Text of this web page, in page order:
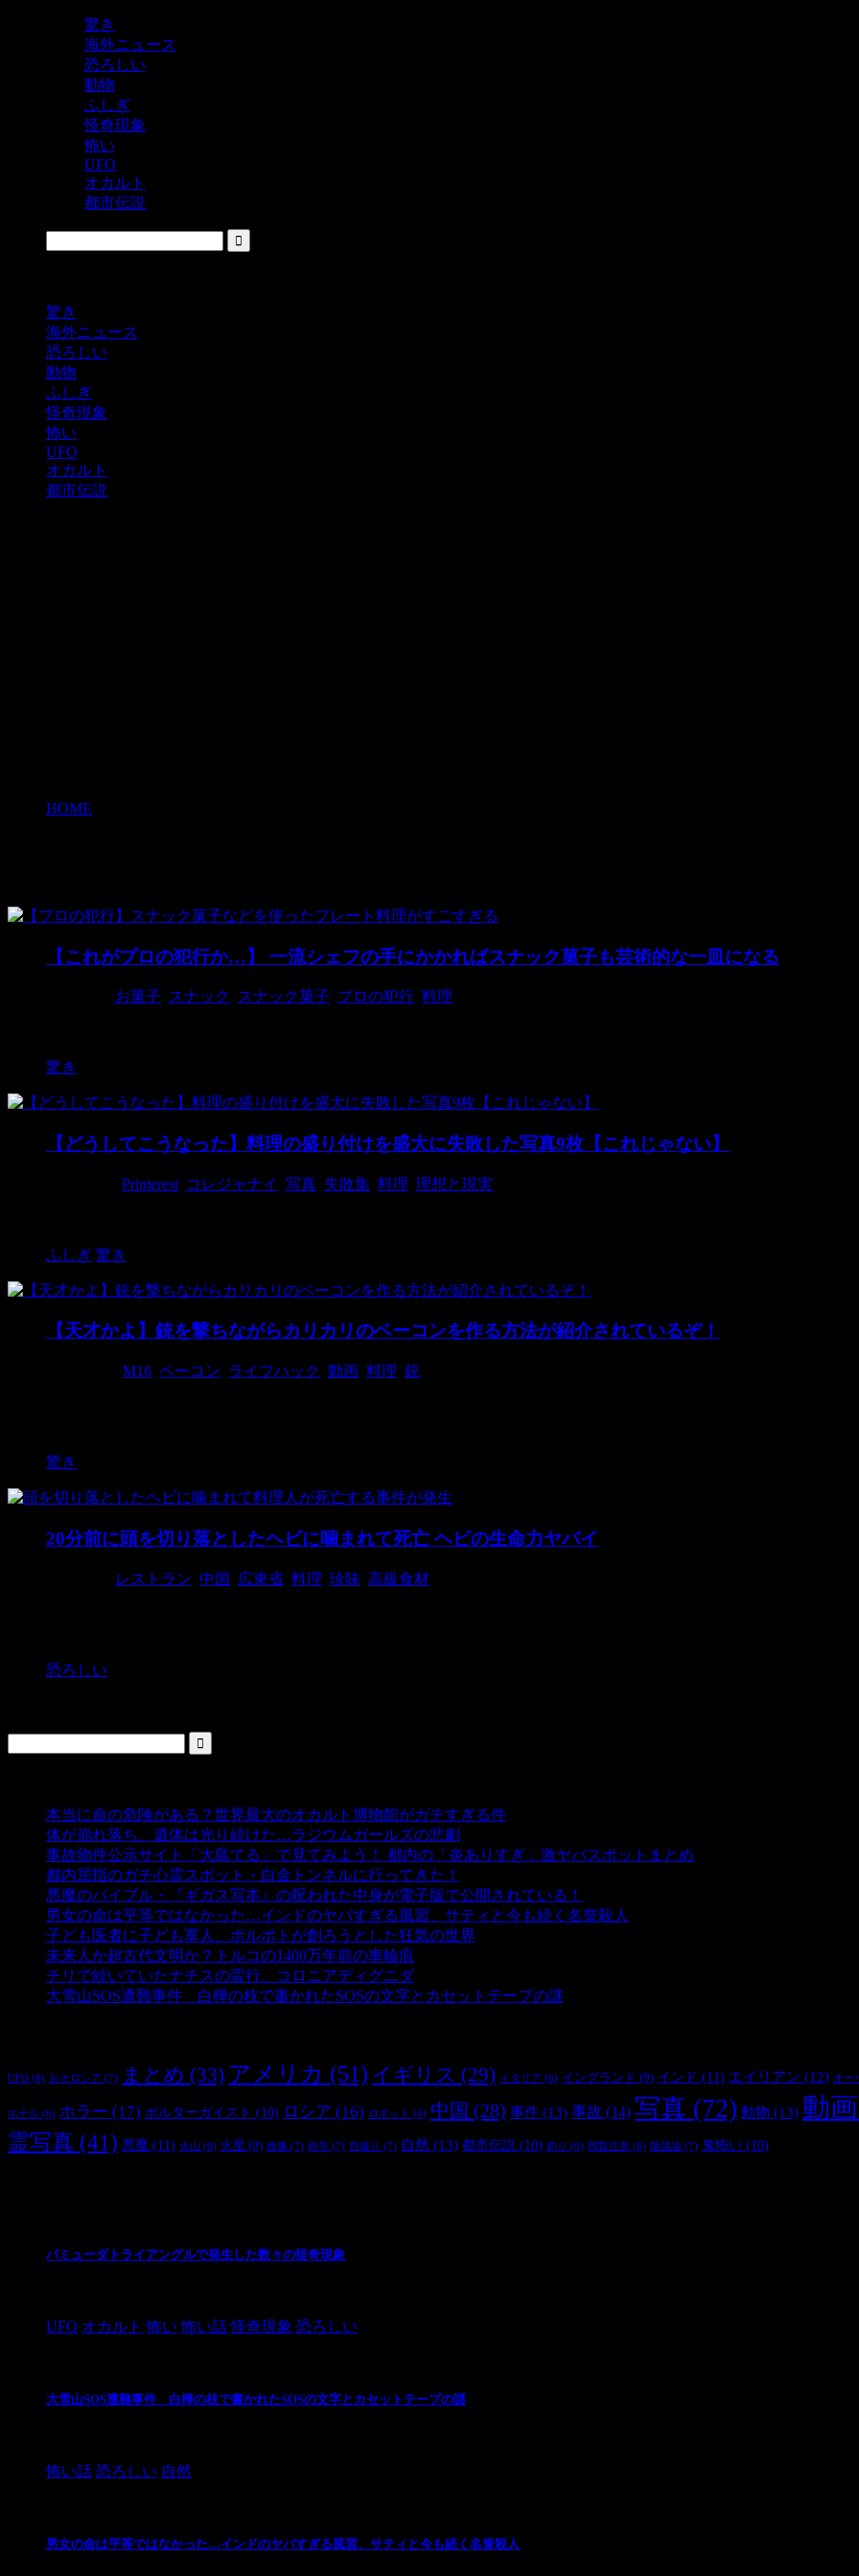
驚き
海外ニュース
恐ろしい
動物
ふしぎ
怪奇現象
怖い
UFO
オカルト
都市伝説
驚き
海外ニュース
恐ろしい
動物
ふしぎ
怪奇現象
怖い
UFO
オカルト
都市伝説
HOME
【これがプロの犯行か…】 一流シェフの手にかかればスナック菓子も芸術的な一皿になる
お菓子 スナック スナック菓子 プロの犯行 料理
驚き
【どうしてこうなった】料理の盛り付けを盛大に失敗した写真9枚【これじゃない】
Printerest コレジャナイ 写真 失敗集 料理 理想と現実
ふしぎ 驚き
【天才かよ】銃を撃ちながらカリカリのベーコンを作る方法が紹介されているぞ！
M16 ベーコン ライフハック 動画 料理 銃
驚き
20分前に頭を切り落としたヘビに噛まれて死亡 ヘビの生命力ヤバイ
レストラン 中国 広東省 料理 珍味 高級食材
恐ろしい
本当に命の危険がある？世界最大のオカルト博物館がガチすぎる件
体が崩れ落ち、遺体は光り続けた…ラジウムガールズの悲劇
事故物件公示サイト「大島てる」で見てみよう！ 都内の「炎ありすぎ」激ヤバスポットまとめ
都内屈指のガチ心霊スポット・白金トンネルに行ってきた！
悪魔のバイブル・『ギガス写本』の呪われた中身が電子版で公開されている！
男女の命は平等ではなかった…インドのヤバすぎる風習、サティと今も続く名誉殺人
子ども医者に子ども軍人、ポルポトが創ろうとした狂気の世界
未来人か超古代文明か？トルコの1400万年前の車輪痕
チリで続いていたナチスの蛮行、コロニアディグニダ- 2,902 ビュー
大雪山SOS遭難事件 白樺の枝で書かれたSOSの文字とカセットテープの謎
UFO (6) おそロシア (7) まとめ (33) アメリカ (51) イギリス (29) イタリア (6) イングランド (9) インド (11) エイリアン (12) オー
ホテル (6) ホラー (17) ポルターガイスト (10) ロシア (16) ロボット (6) 中国 (28) 事件 (13) 事故 (14) 写真 (72) 動物 (13) 動画
霊写真 (41) 悪魔 (11) 火山 (6) 火星 (9) 画像 (7) 科学 (7) 自撮り (7) 自然 (13) 都市伝説 (10) 釣り (6) 閲覧注意 (6) 陰謀論 (7) 鬼怖い (10)
バミューダトライアングルで発生した数々の怪奇現象
UFO オカルト 怖い 怖い話 怪奇現象 恐ろしい
大雪山SOS遭難事件 白樺の枝で書かれたSOSの文字とカセットテープの謎
怖い話 恐ろしい 自然
男女の命は平等ではなかった…インドのヤバすぎる風習、サティと今も続く名誉殺人